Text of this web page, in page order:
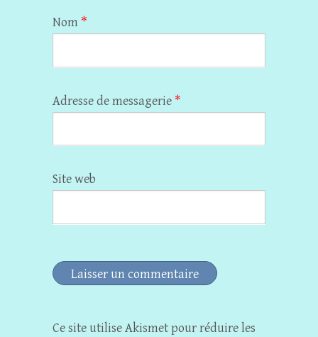
Nom *
Adresse de messagerie *
Site web
Ce site utilise Akismet pour réduire les